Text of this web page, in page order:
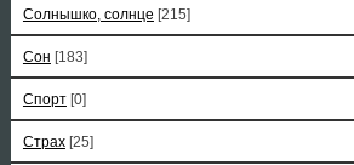
Солнышко, солнце [215]
Сон [183]
Спорт [0]
Страх [25]